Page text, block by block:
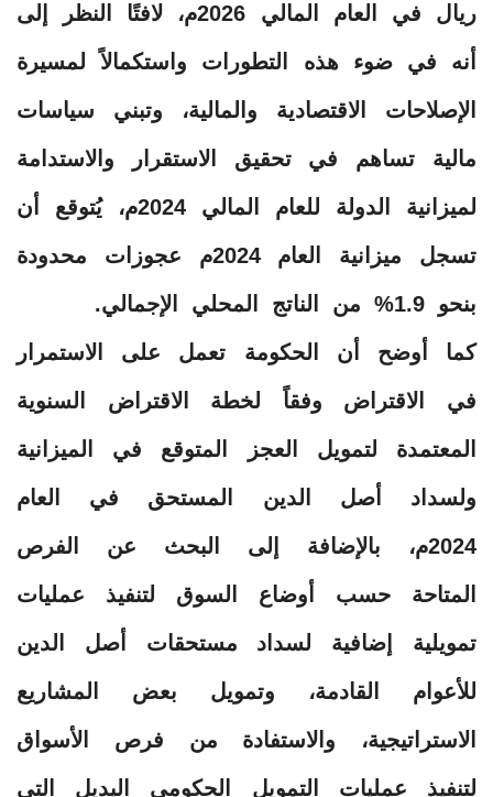
ريال في العام المالي 2026م، لافتًا النظر إلى
أنه في ضوء هذه التطورات واستكمالاً لمسيرة
الإصلاحات الاقتصادية والمالية، وتبني سياسات
مالية تساهم في تحقيق الاستقرار والاستدامة
لميزانية الدولة للعام المالي 2024م، يُتوقع أن
تسجل ميزانية العام 2024م عجوزات محدودة
بنحو 1.9% من الناتج المحلي الإجمالي.
كما أوضح أن الحكومة تعمل على الاستمرار
في الاقتراض وفقاً لخطة الاقتراض السنوية
المعتمدة لتمويل العجز المتوقع في الميزانية
ولسداد أصل الدين المستحق في العام
2024م، بالإضافة إلى البحث عن الفرص
المتاحة حسب أوضاع السوق لتنفيذ عمليات
تمويلية إضافية لسداد مستحقات أصل الدين
للأعوام القادمة، وتمويل بعض المشاريع
الاستراتيجية، والاستفادة من فرص الأسواق
لتنفيذ عمليات التمويل الحكومي البديل التي